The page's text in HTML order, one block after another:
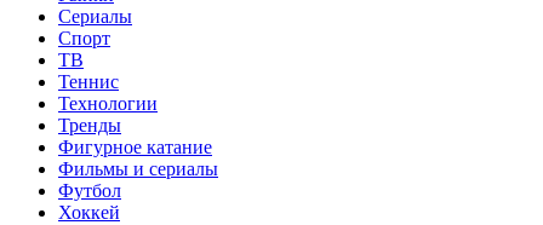
Сериалы
Спорт
ТВ
Теннис
Технологии
Тренды
Фигурное катание
Фильмы и сериалы
Футбол
Хоккей